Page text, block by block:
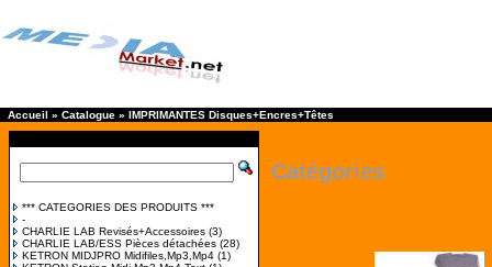
Accueil » Catalogue » IMPRIMANTES Disques+Encres+Têtes
*** CATEGORIES DES PRODUITS ***
-
CHARLIE LAB Revisés+Accessoires (3)
CHARLIE LAB/ESS Pièces détachées (28)
KETRON MIDJPRO Midifiles,Mp3,Mp4 (1)
Catégories